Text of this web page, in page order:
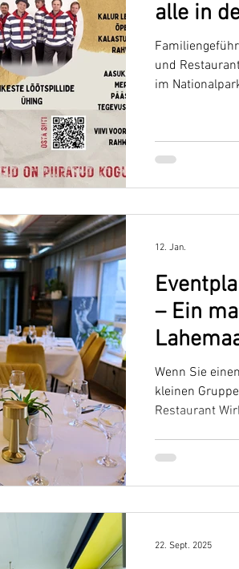
alle in
und
im
– Ein
Wenn Sie
kleinen
Restaurant
12. Jan.
22. Sept. 2025